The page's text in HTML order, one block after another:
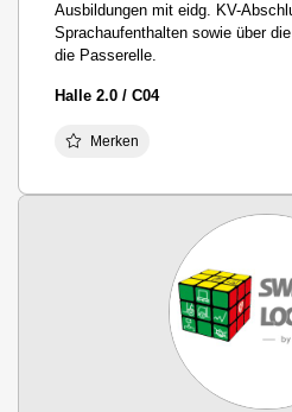
Ausbildungen mit eidg. KV-
Sprachaufenthalten sowie über
die Passerelle.
Halle 2.0 / C04
Merken